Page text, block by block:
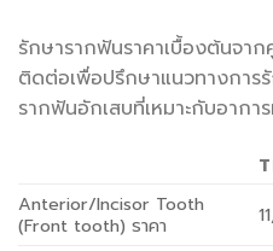
รักษารากฟันราคาเบื้องต้นจา
ติดต่อเพื่อปรึกษาแนวทางการ
รากฟันอักเสบที่เหมาะกับอากา
Anterior/Incisor Tooth
(Front tooth) ราคา